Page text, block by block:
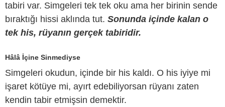
tabiri var. Simgeleri tek tek oku ama her birinin sende
bıraktığı hissi aklında tut. Sonunda içinde kalan o
tek his, rüyanın gerçek tabiridir.
Hâlâ İçine Sinmediyse
Simgeleri okudun, içinde bir his kaldı. O his iyiye mi
işaret kötüye mi, ayırt edebiliyorsan rüyanı zaten
kendin tabir etmişsin demektir.